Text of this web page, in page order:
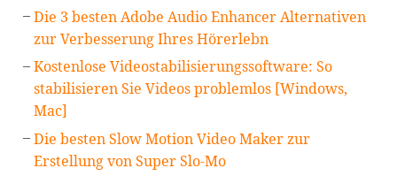
Die 3 besten Adobe Audio Enhancer Alternativen
zur Verbesserung Ihres Hörerlebn
Kostenlose Videostabilisierungssoftware: So
stabilisieren Sie Videos problemlos [Windows,
Mac]
Die besten Slow Motion Video Maker zur
Erstellung von Super Slo-Mo